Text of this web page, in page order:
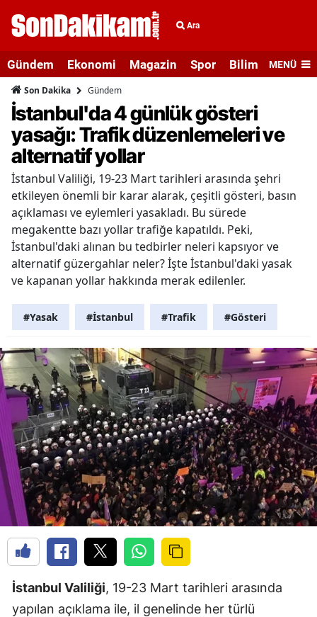
Ara
Gündem Ekonomi Magazin Spor Bilim veMENÜ
Son Dakika Gündem
İstanbul'da 4 günlük gösteri
yasağı: Trafik düzenlemeleri ve
alternatif yollar
İstanbul Valiliği, 19-23 Mart tarihleri arasında şehri
etkileyen önemli bir karar alarak, çeşitli gösteri, basın
açıklaması ve eylemleri yasakladı. Bu sürede
megakentte bazı yollar trafiğe kapatıldı. Peki,
İstanbul'daki alınan bu tedbirler neleri kapsıyor ve
alternatif güzergahlar neler? İşte İstanbul'daki yasak
ve kapanan yollar hakkında merak edilenler.
#Yasak #İstanbul #Trafik #Gösteri
İstanbul Valiliği, 19-23 Mart tarihleri arasında
yapılan açıklama ile, il genelinde her türlü